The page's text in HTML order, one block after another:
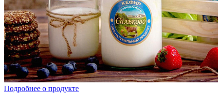
Подробнее о продукте